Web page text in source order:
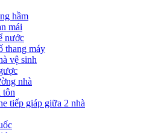
hầm
mái
nước
thang máy
vệ sinh
nhà
tôn
tiếp giáp giữa 2 nhà